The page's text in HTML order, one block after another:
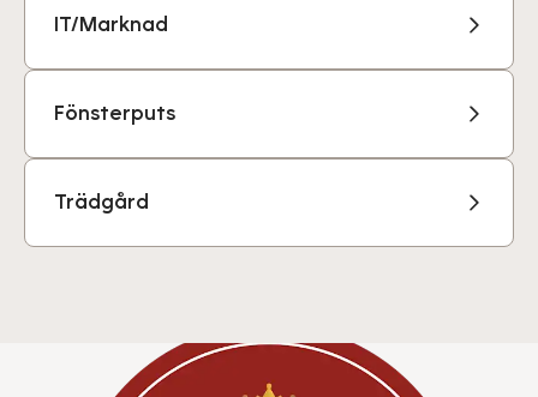
IT/Marknad
Fönsterputs
Trädgård